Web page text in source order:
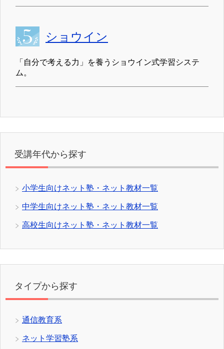
ショウイン
「自分で考える力」を養うショウイン式学習システ
ム。
受講年代から探す
小学生向けネット塾・ネット教材一覧
中学生向けネット塾・ネット教材一覧
高校生向けネット塾・ネット教材一覧
タイプから探す
通信教育系
ネット学習塾系